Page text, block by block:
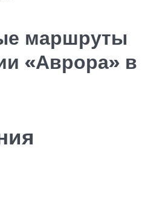
маршруты
«Аврора» в